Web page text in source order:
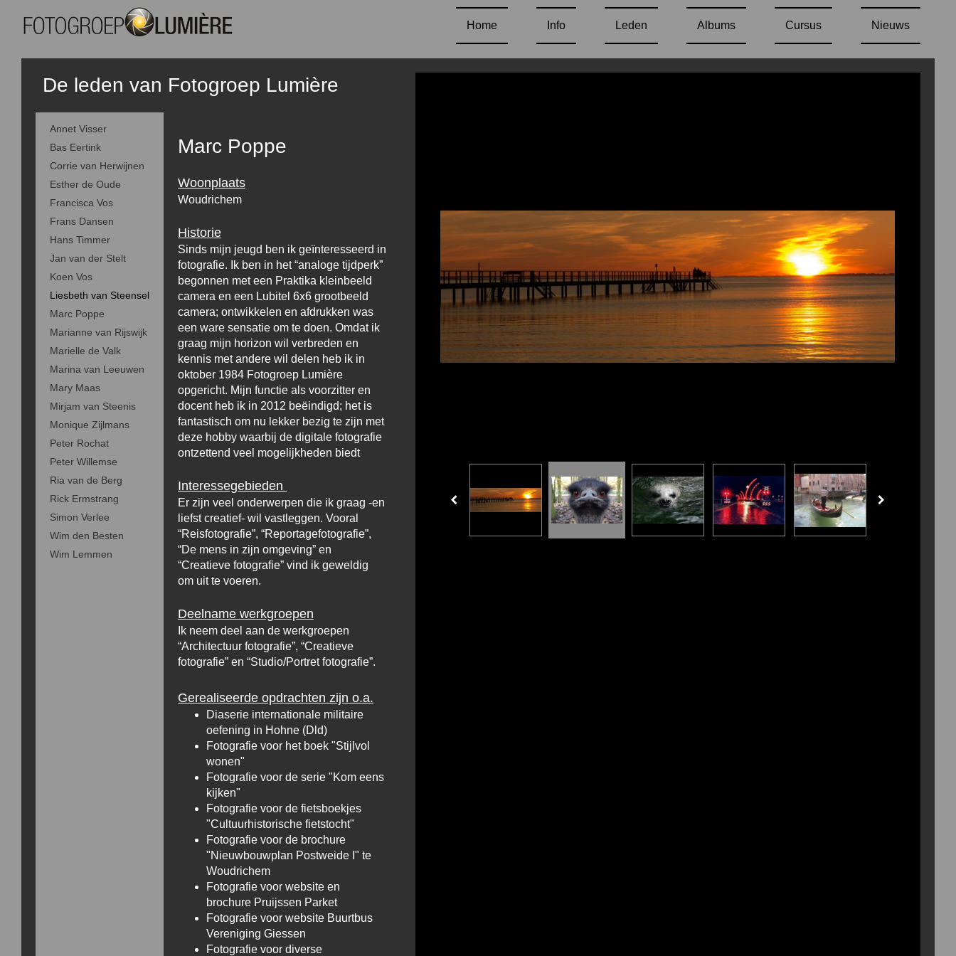
Home Info Leden Albums Cursus Nieuws
De leden van Fotogroep Lumière
Annet Visser
Bas Eertink
Corrie van Herwijnen
Esther de Oude
Francisca Vos
Frans Dansen
Hans Timmer
Jan van der Stelt
Koen Vos
Liesbeth van Steensel
Marc Poppe
Marianne van Rijswijk
Marielle de Valk
Marina van Leeuwen
Mary Maas
Mirjam van Steenis
Monique Zijlmans
Peter Rochat
Peter Willemse
Ria van de Berg
Rick Ermstrang
Simon Verlee
Wim den Besten
Wim Lemmen
Marc Poppe
Woonplaats
Woudrichem
Historie
Sinds mijn jeugd ben ik geïnteresseerd in
fotografie. Ik ben in het “analoge tijdperk”
begonnen met een Praktika kleinbeeld
camera en een Lubitel 6x6 grootbeeld
camera; ontwikkelen en afdrukken was
een ware sensatie om te doen. Omdat ik
graag mijn horizon wil verbreden en
kennis met andere wil delen heb ik in
oktober 1984 Fotogroep Lumière
opgericht. Mijn functie als voorzitter en
docent heb ik in 2012 beëindigd; het is
fantastisch om nu lekker bezig te zijn met
deze hobby waarbij de digitale fotografie
ontzettend veel mogelijkheden biedt
Interessegebieden
Er zijn veel onderwerpen die ik graag -en
liefst creatief- wil vastleggen. Vooral
“Reisfotografie”, “Reportagefotografie”,
“De mens in zijn omgeving” en
“Creatieve fotografie” vind ik geweldig
om uit te voeren.
Deelname werkgroepen
Ik neem deel aan de werkgroepen
“Architectuur fotografie”, “Creatieve
fotografie” en “Studio/Portret fotografie”.
Gerealiseerde opdrachten zijn o.a.
Diaserie internationale militaire
oefening in Hohne (Dld)
Fotografie voor het boek "Stijlvol
wonen"
Fotografie voor de serie "Kom eens
kijken"
Fotografie voor de fietsboekjes
"Cultuurhistorische fietstocht"
Fotografie voor de brochure
"Nieuwbouwplan Postweide I" te
Woudrichem
Fotografie voor website en
brochure Pruijssen Parket
Fotografie voor website Buurtbus
Vereniging Giessen
Fotografie voor diverse